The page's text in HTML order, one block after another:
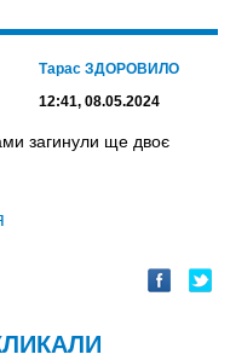
Тарас ЗДОРОВИЛО
12:41, 08.05.2024
загинули ще двоє